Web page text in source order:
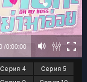
Серия 4
Серия 5